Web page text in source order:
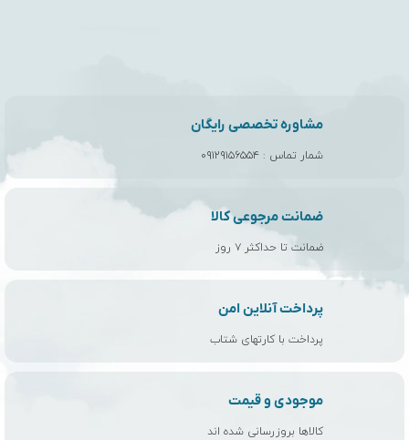
مشاوره تخصصی رایگان
شمار تماس : ۰۹۱۲۹۱۵۶۵۵۴
ضمانت مرجوعی کالا
ضمانت تا حداکثر ۷ روز
پرداخت آنلاین امن
پرداخت با کارتهای شتاب
موجودی و قیمت
کالاها بروزرسانی شده اند